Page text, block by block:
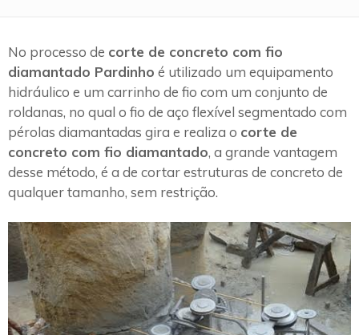
No processo de corte de concreto com fio
diamantado Pardinho é utilizado um equipamento
hidráulico e um carrinho de fio com um conjunto de
roldanas, no qual o fio de aço flexível segmentado com
pérolas diamantadas gira e realiza o corte de
concreto com fio diamantado, a grande vantagem
desse método, é a de cortar estruturas de concreto de
qualquer tamanho, sem restrição.